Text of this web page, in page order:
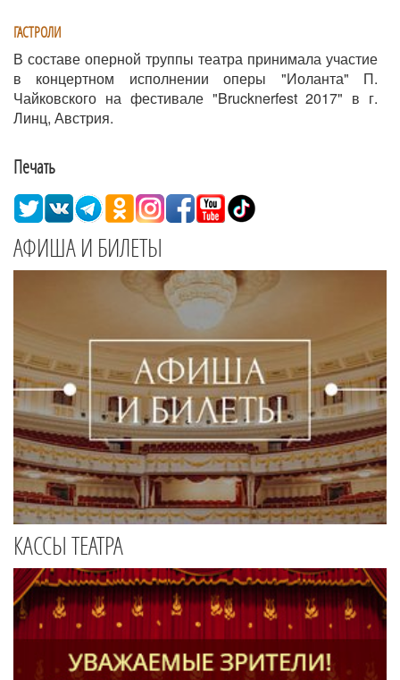
ГАСТРОЛИ
В составе оперной труппы театра принимала участие
в концертном исполнении оперы "Иоланта" П.
Чайковского на фестивале "Brucknerfest 2017" в г.
Линц, Австрия.
Печать
АФИША И БИЛЕТЫ
КАССЫ ТЕАТРА